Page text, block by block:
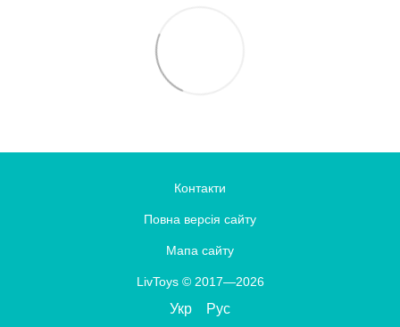
Контакти
Повна версія сайту
Мапа сайту
LivToys © 2017—2026
Укр Рус